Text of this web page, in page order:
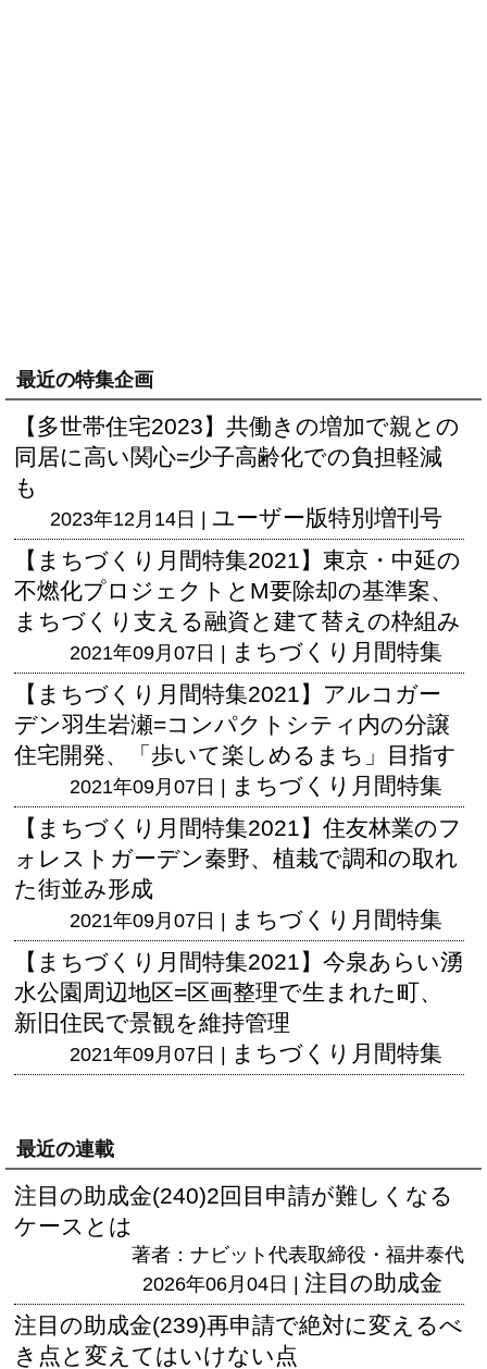
最近の特集企画
【多世帯住宅2023】共働きの増加で親との
同居に高い関心=少子高齢化での負担軽減
も
2023年12月14日 | ユーザー版特別増刊号
【まちづくり月間特集2021】東京・中延の
不燃化プロジェクトとM要除却の基準案、
まちづくり支える融資と建て替えの枠組み
2021年09月07日 | まちづくり月間特集
【まちづくり月間特集2021】アルコガー
デン羽生岩瀬=コンパクトシティ内の分譲
住宅開発、「歩いて楽しめるまち」目指す
2021年09月07日 | まちづくり月間特集
【まちづくり月間特集2021】住友林業のフ
ォレストガーデン秦野、植栽で調和の取れ
た街並み形成
2021年09月07日 | まちづくり月間特集
【まちづくり月間特集2021】今泉あらい湧
水公園周辺地区=区画整理で生まれた町、
新旧住民で景観を維持管理
2021年09月07日 | まちづくり月間特集
最近の連載
注目の助成金(240)2回目申請が難しくなる
ケースとは
著者：ナビット代表取締役・福井泰代
2026年06月04日 | 注目の助成金
注目の助成金(239)再申請で絶対に変えるべ
き点と変えてはいけない点